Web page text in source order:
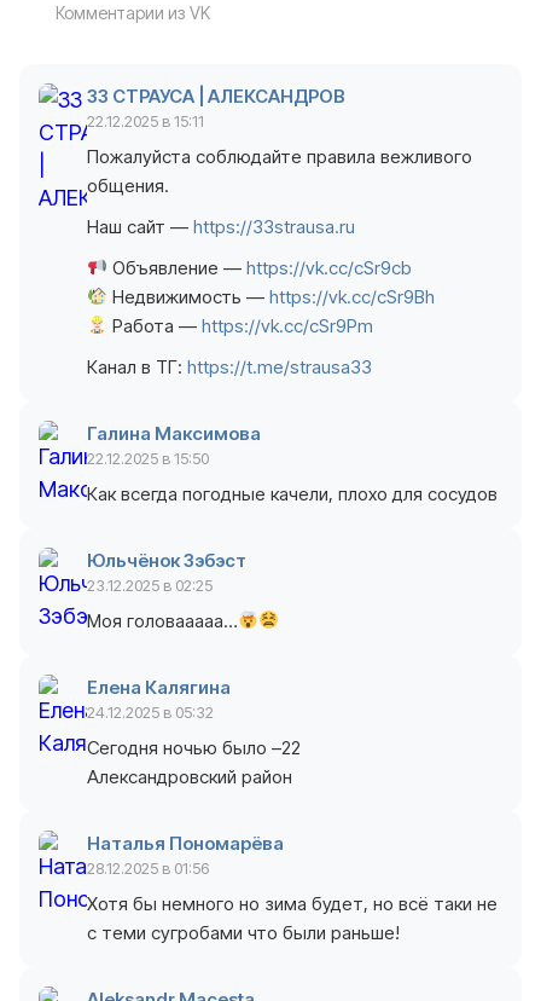
Комментарии из VK
33 СТРАУСА | АЛЕКСАНДРОВ
22.12.2025 в 15:11
Пожалуйста соблюдайте правила вежливого
общения.
Наш сайт — https://33strausa.ru
Объявление —https://vk.cc/cSr9cb
Недвижимость —https://vk.cc/cSr9Bh
Работа —https://vk.cc/cSr9Pm
Канал в ТГ: https://t.me/strausa33
Галина Максимова
22.12.2025 в 15:50
Как всегда погодные качели, плохо для сосудов
Юльчёнок Зэбэст
23.12.2025 в 02:25
Моя головааааа…
Елена Калягина
24.12.2025 в 05:32
Сегодня ночью было –22
Александровский район
Наталья Пономарёва
28.12.2025 в 01:56
Хотя бы немного но зима будет, но всё таки не
с теми сугробами что были раньше!